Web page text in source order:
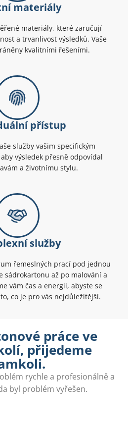
materiály
materiály, které zaručují
a trvanlivost výsledků. Vaše
kvalitními řešeními.
přístup
služby vašim specifickým
výsledek přesně odpovídal
a životnímu stylu.
služby
řemeslných prací pod jednou
sádrokartonu až po malování a
vám čas a energii, abyste se
co je pro vás nejdůležitější.
práce ve
přijedeme
rychle a profesionálně a
byl problém vyřešen.